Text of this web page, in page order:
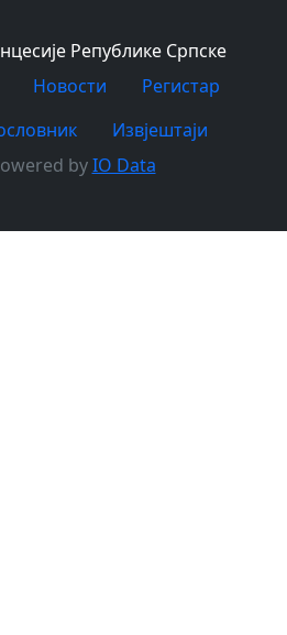
Новости
Регистар
Извјештаји
byIO Data